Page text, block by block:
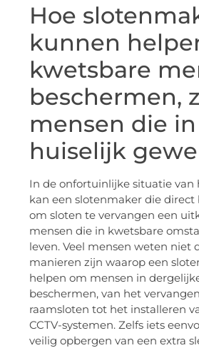
Hoe
kunnen
kwetsbare
beschermen,
mensen die in
huiselijk
In de onfortuinlijke situatie van
kan een slotenmaker die direct
om sloten te vervangen een
mensen die in kwetsbare
leven. Veel mensen weten niet
manieren zijn waarop een
helpen om mensen in
beschermen, van het
raamsloten tot het installeren
CCTV-systemen. Zelfs iets
veilig opbergen van een extra